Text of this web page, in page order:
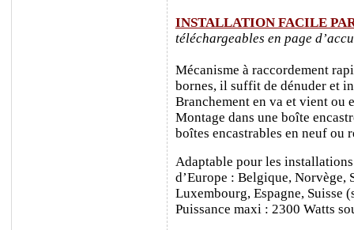
INSTALLATION FACILE
téléchargeables en page
Mécanisme à raccordement
bornes, il suffit de dénuder et
Branchement en va et vient ou
Montage dans une boîte
boîtes encastrables en neuf ou
Adaptable pour les
d’Europe : Belgique, Norvège,
Luxembourg, Espagne, Suisse
Puissance maxi : 2300 Watts